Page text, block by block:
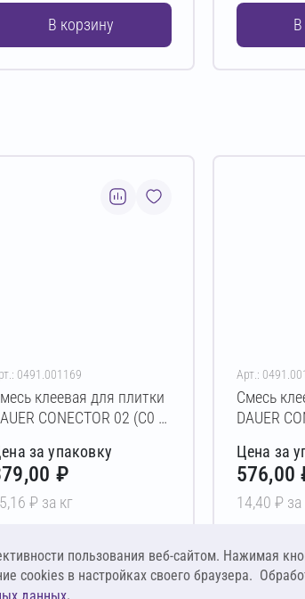
В корзину В
0491.001169
клеевая для плитки
CONECTOR 02 (C0 T)
за упаковку
₽
₽ за кг
Арт.:
Смесь
DAUER
Цена за
576,00
14,40 ₽ за
пользования веб-сайтом. Нажимая
cookies в настройках своего браузера.
.